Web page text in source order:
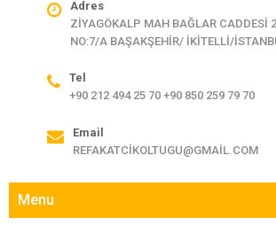
Adres
ZİYAGÖKALP MAH BAĞLAR CADDESİ
NO:7/A BAŞAKŞEHİR/ İKİTELLİ/
Tel
+90 212 494 25 70 +90 850 259 79 70
Email
REFAKATCIKOLTUGU@GMAIL.COM
Menu